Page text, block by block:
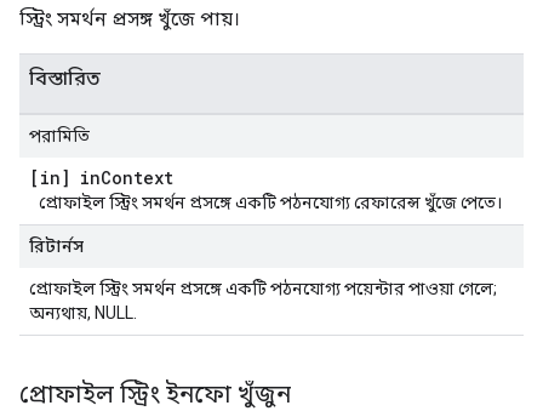
স্ট্রিং সমর্থন প্রসঙ্গ খুঁজে পায়।
বিস্তারিত
পরামিতি
[in] inContext
প্রোফাইল স্ট্রিং সমর্থন প্রসঙ্গে একটি পঠনযোগ্য রেফারেন্স খুঁজে পেতে।
রিটার্নস
প্রোফাইল স্ট্রিং সমর্থন প্রসঙ্গে একটি পঠনযোগ্য পয়েন্টার পাওয়া গেলে;
অন্যথায়, NULL.
প্রোফাইল স্ট্রিং ইনফো খুঁজুন